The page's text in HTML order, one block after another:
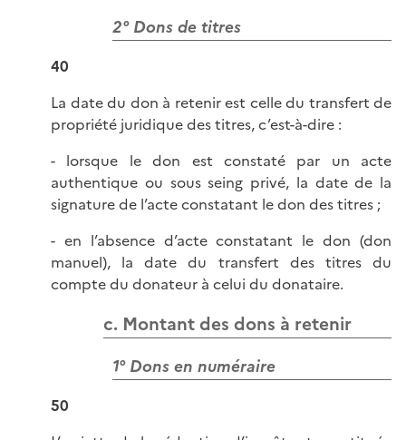
2° Dons de titres
40
La date du don à retenir est celle du transfert de
propriété juridique des titres, c’est-à-dire :
- lorsque le don est constaté par un acte
authentique ou sous seing privé, la date de la
signature de l’acte constatant le don des titres ;
- en l’absence d’acte constatant le don (don
manuel), la date du transfert des titres du
compte du donateur à celui du donataire.
c. Montant des dons à retenir
1° Dons en numéraire
50